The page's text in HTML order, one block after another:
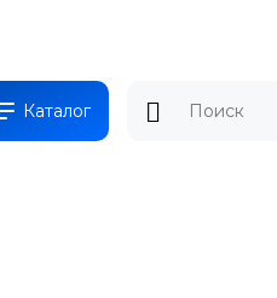
Каталог